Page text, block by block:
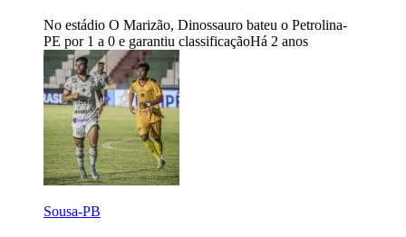
No estádio O Marizão, Dinossauro bateu o Petrolina-
PE por 1 a 0 e garantiu classificaçãoHá 2 anos
Sousa-PB